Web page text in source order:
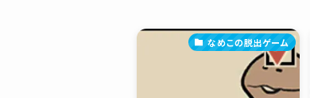
なめこの脱出ゲーム